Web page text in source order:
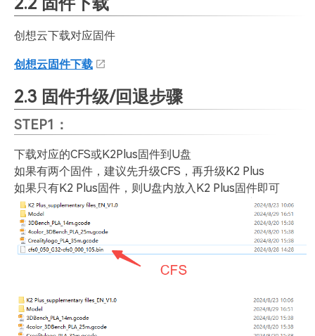
创想云下载对应固件
创想云固件下载
2.3 固件升级/回退步骤
STEP1：
下载对应的CFS或K2Plus固件到U盘
如果有两个固件，建议先升级CFS，再升级K2 Plus
如果只有K2 Plus固件，则U盘内放入K2 Plus固件即可